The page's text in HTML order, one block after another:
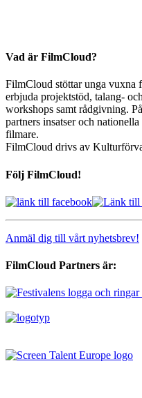
Vad är FilmCloud?
FilmCloud stöttar unga vuxna
erbjuda projektstöd, talang-
workshops samt rådgivning.
partners insatser och
filmare.
FilmCloud drivs av
Följ FilmCloud!
Anmäl dig till vårt nyhetsbrev!
FilmCloud Partners är: